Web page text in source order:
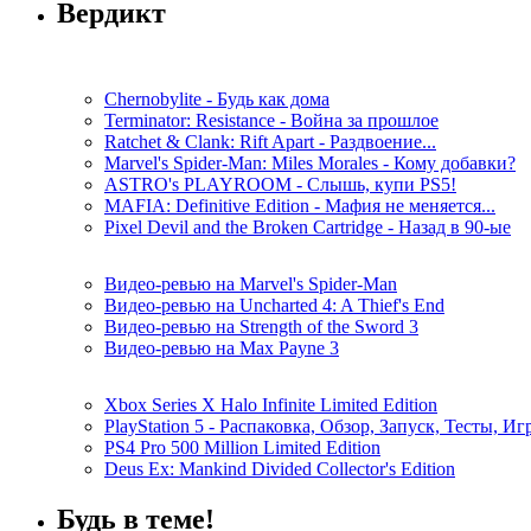
Вердикт
Chernobylite - Будь как дома
Terminator: Resistance - Война за прошлое
Ratchet & Clank: Rift Apart - Раздвоение...
Marvel's Spider-Man: Miles Morales - Кому добавки?
ASTRO's PLAYROOM - Слышь, купи PS5!
MAFIA: Definitive Edition - Мафия не меняется...
Pixel Devil and the Broken Cartridge - Назад в 90-ые
Видео-ревью на Marvel's Spider-Man
Видео-ревью на Uncharted 4: A Thief's End
Видео-ревью на Strength of the Sword 3
Видео-ревью на Max Payne 3
Xbox Series X Halo Infinite Limited Edition
PlayStation 5 - Распаковка, Обзор, Запуск, Тесты,
PS4 Pro 500 Million Limited Edition
Deus Ex: Mankind Divided Collector's Edition
Будь в теме!